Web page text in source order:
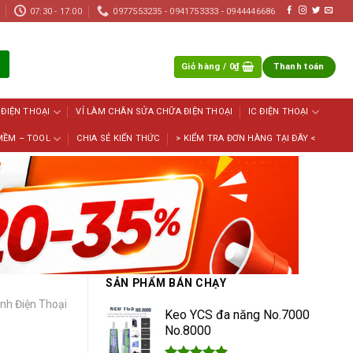
07:30 - 17:00 0977553235 - 0941753333 - 0944446686
Giỏ hàng / 0₫ Thanh toán
THOẠI VỈ LÀM CHÂN SỬA CHỮA ĐIỆN THOẠI IC ĐIỆN THOẠI
– TOOL CHIA SẺ KIẾN THỨC > KIỂM TRA ĐƠN HÀNG TẠI ĐÂY <
SẢN PHẨM BÁN CHẠY
Keo YCS đa năng No.7000
No.8000
Điện Thoại